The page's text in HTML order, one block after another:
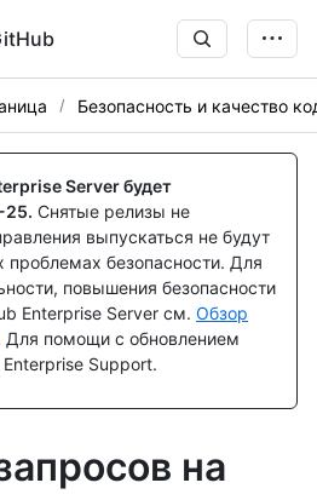
Безопасность и качество
Server будет
25. Снятые релизы не
выпускаться не будут
проблемах безопасности. Для
повышения безопасности
Enterprise Server см. Обзор
Для помощи с обновлением
Support.
на